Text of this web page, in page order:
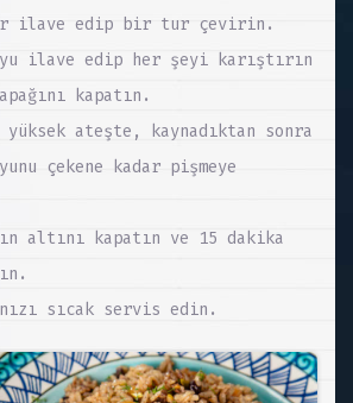
ilave edip bir tur çevirin.
ilave edip her şeyi karıştırın
kapatın.
yüksek ateşte, kaynadıktan sonra
çekene kadar pişmeye
altını kapatın ve 15 dakika
sıcak servis edin.